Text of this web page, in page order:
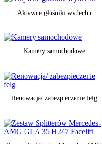
Aktywne głośniki wydechu
Kamery samochodowe
Renowacja/ zabezpieczenie felg